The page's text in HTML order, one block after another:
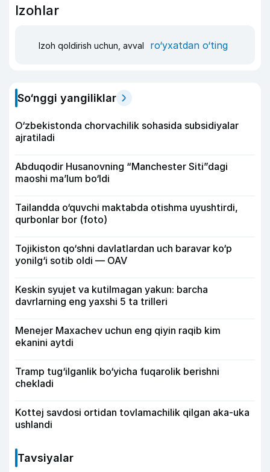
Izohlar
Izoh qoldirish uchun, avval ro‘yxatdan o‘ting
So‘nggi yangiliklar
O‘zbekistonda chorvachilik sohasida subsidiyalar
ajratiladi
Abduqodir Husanovning “Manchester Siti”dagi
maoshi ma’lum bo‘ldi
Tailandda o‘quvchi maktabda otishma uyushtirdi,
qurbonlar bor (foto)
Tojikiston qo‘shni davlatlardan uch baravar ko‘p
yonilg‘i sotib oldi — OAV
Keskin syujet va kutilmagan yakun: barcha
davrlarning eng yaxshi 5 ta trilleri
Menejer Maxachev uchun eng qiyin raqib kim
ekanini aytdi
Tramp tug‘ilganlik bo‘yicha fuqarolik berishni
chekladi
Kottej savdosi ortidan tovlamachilik qilgan aka-uka
ushlandi
Tavsiyalar